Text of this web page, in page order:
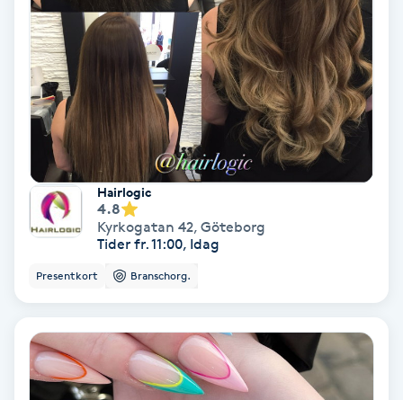
Nagelförlängning silke
Nagelförstärkning
Nagelklippning
Nagelsvamp
Nageltrång
Naglar borttagning
Naglar reparation
Hairlogic
4.8
Kyrkogatan 42, Göteborg
Tider fr. 11:00, Idag
Presentkort Branschorg.